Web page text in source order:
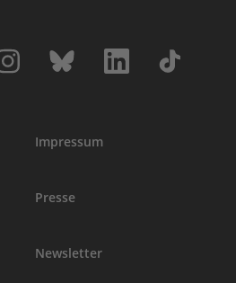
Impressum
Presse
Newsletter